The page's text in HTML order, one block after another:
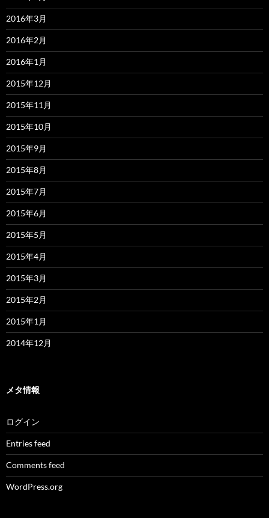
2016年3月
2016年2月
2016年1月
2015年12月
2015年11月
2015年10月
2015年9月
2015年8月
2015年7月
2015年6月
2015年5月
2015年4月
2015年3月
2015年2月
2015年1月
2014年12月
メタ情報
ログイン
Entries feed
Comments feed
WordPress.org